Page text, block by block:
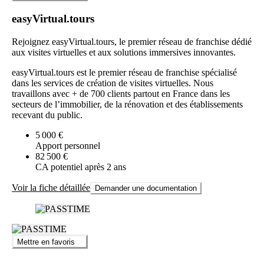
easyVirtual.tours
Rejoignez easyVirtual.tours, le premier réseau de franchise dédié
aux visites virtuelles et aux solutions immersives innovantes.
easyVirtual.tours est le premier réseau de franchise spécialisé
dans les services de création de visites virtuelles. Nous
travaillons avec + de 700 clients partout en France dans les
secteurs de l’immobilier, de la rénovation et des établissements
recevant du public.
5 000 €
Apport personnel
82 500 €
CA potentiel après 2 ans
Voir la fiche détaillée Demander une documentation
Mettre en favoris